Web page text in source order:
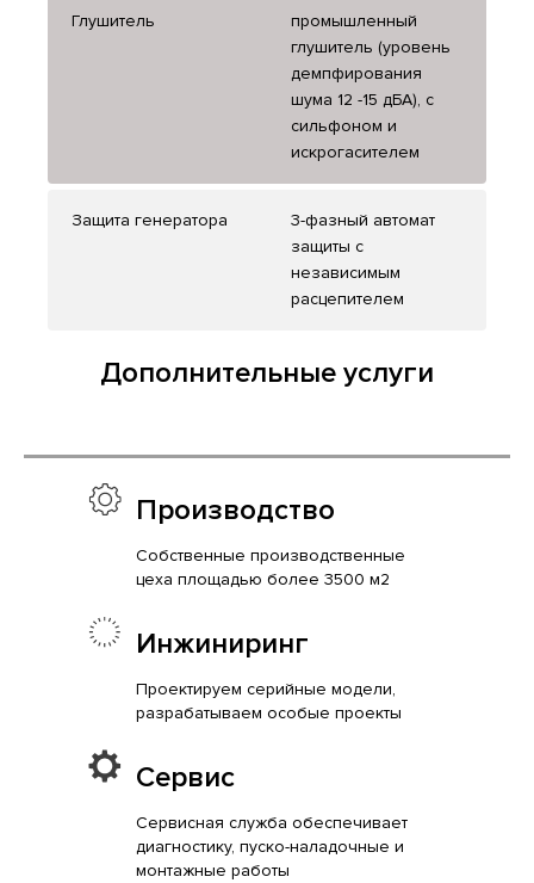
Глушитель
промышленный
глушитель (уровень
демпфирования
шума 12 -15 дБА), с
сильфоном и
искрогасителем
Защита генератора
3-фазный автомат
защиты с
независимым
расцепителем
Дополнительные услуги
Производство
Собственные производственные
цеха площадью более 3500 м2
Инжиниринг
Проектируем серийные модели,
разрабатываем особые проекты
Сервис
Сервисная служба обеспечивает
диагностику, пуско-наладочные и
монтажные работы